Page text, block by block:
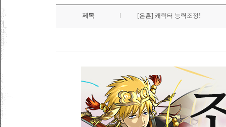
제목 [은혼] 캐릭터 능력조정!